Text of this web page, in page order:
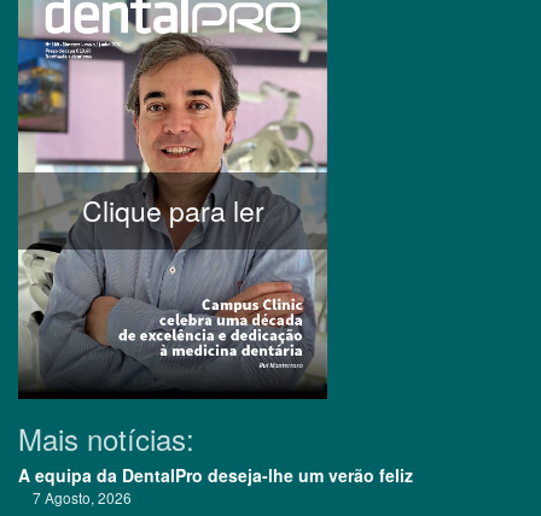
Clique para ler
Mais notícias:
A equipa da DentalPro deseja-lhe um verão feliz
7 Agosto, 2026